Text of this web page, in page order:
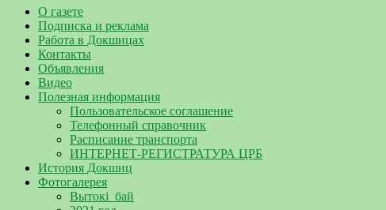
О газете
Подписка и реклама
Работа в Докшицах
Контакты
Объявления
Видео
Полезная информация
Пользовательское соглашение
Телефонный справочник
Расписание транспорта
ИНТЕРНЕТ-РЕГИСТРАТУРА ЦРБ
История Докшиц
Фотогалерея
Вытокі_бай